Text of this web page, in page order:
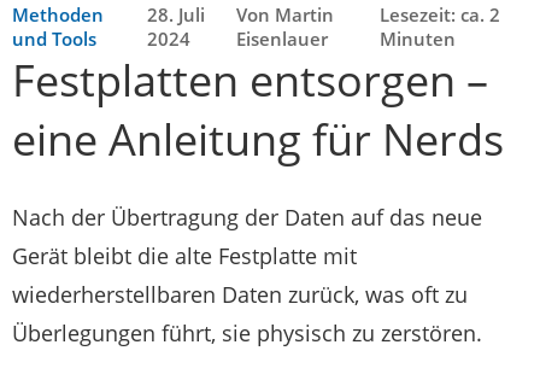
Methoden
und Tools
28. Juli
2024
Von Martin
Eisenlauer
Lesezeit: ca. 2
Minuten
Festplatten entsorgen –
eine Anleitung für Nerds
Nach der Übertragung der Daten auf das neue
Gerät bleibt die alte Festplatte mit
wiederherstellbaren Daten zurück, was oft zu
Überlegungen führt, sie physisch zu zerstören.